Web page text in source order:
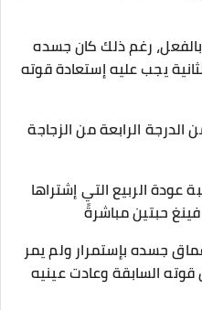
رغم ذلك كان جسده
يجب عليه إستعادة قوته
الدرجة الرابعة من الزجاجة
عودة الربيع التي إشتراها
حبتين مباشرةً
جسده بإستمرار ولم يمر
حتي إستعاد 70% من قوته السابقة وعادت عينيه